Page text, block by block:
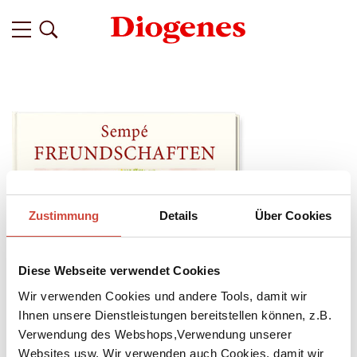
Zustimmung Details Über Cookies
Diese Webseite verwendet Cookies
Wir verwenden Cookies und andere Tools, damit wir
Ihnen unsere Dienstleistungen bereitstellen können, z.B.
Verwendung des Webshops,Verwendung unserer
Websites usw. Wir verwenden auch Cookies, damit wir